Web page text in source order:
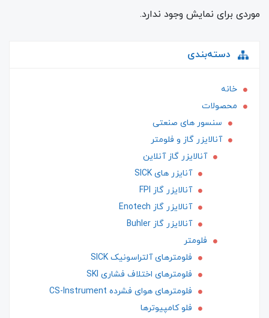
موردی برای نمایش وجود ندارد.
دسته‌بندی
خانه
محصولات
سنسور های صنعتی
آنالایزر گاز و فلومتر
آنالایزر گاز آنلاین
آنایزر های SICK
آنالایزر گاز FPI
آنالایزر گاز Enotech
آنالایزر گاز Buhler
فلومتر
فلومترهای آلتراسونیک SICK
فلومترهای اختلاف فشاری SKI
فلومترهای هوای فشرده CS-Instrument
فلو کامپیوترها